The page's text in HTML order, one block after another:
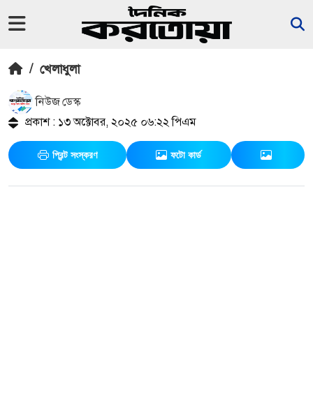
/ খেলাধুলা
নিউজ ডেস্ক
প্রকাশ : ১৩ অক্টোবর, ২০২৫ ০৬:২২ পিএম
প্রিন্ট সংস্করণ ফটো কার্ড